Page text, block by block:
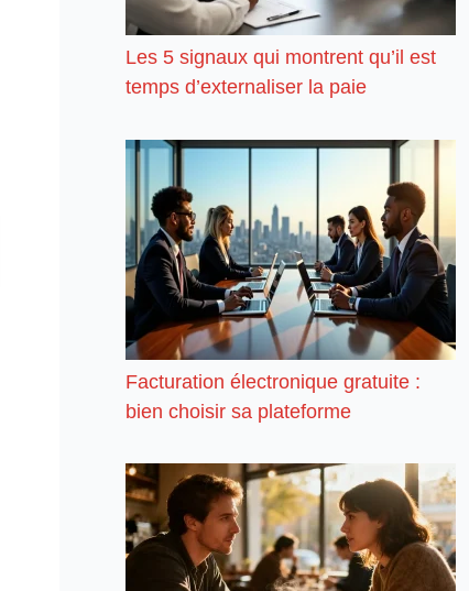
Les 5 signaux qui montrent qu’il est
temps d’externaliser la paie
Facturation électronique gratuite :
bien choisir sa plateforme